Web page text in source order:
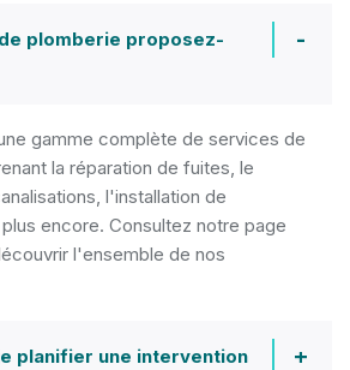
plomberie proposez-
gamme complète de services de
la réparation de fuites, le
l'installation de
encore. Consultez notre page
l'ensemble de nos
planifier une intervention